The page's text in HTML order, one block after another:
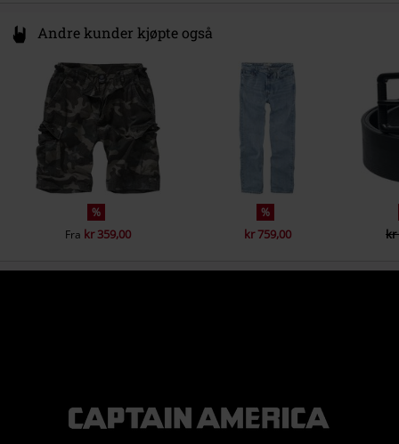
Andre kunder kjøpte også
%
Fra kr 359,00
%
kr 759,00 kr